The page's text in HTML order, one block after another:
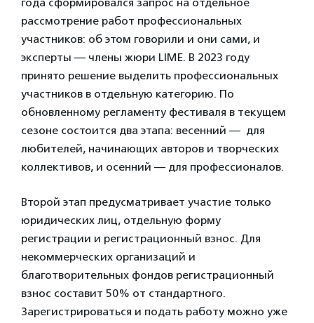
рассмотрение работ профессиональных
участников: об этом говорили и они сами, и
эксперты — члены жюри LIME. В 2023 году
принято решение выделить профессиональных
участников в отдельную категорию. По
обновленному регламенту фестиваля в текущем
сезоне состоится два этапа: весенний — для
любителей, начинающих авторов и творческих
коллективов, и осенний — для профессионалов.
Второй этап предусматривает участие только
юридических лиц, отдельную форму
регистрации и регистрационный взнос. Для
некоммерческих организаций и
благотворительных фондов регистрационный
взнос составит 50% от стандартного.
Зарегистрироваться и подать работу можно уже